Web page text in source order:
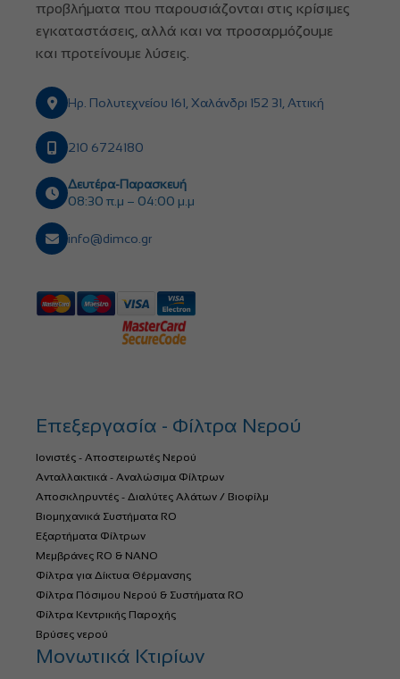
προβλήματα που παρουσιάζονται στις κρίσιμες
εγκαταστάσεις, αλλά και να προσαρμόζουμε
και προτείνουμε λύσεις.
Ηρ. Πολυτεχνείου 161, Χαλάνδρι 152 31, Αττική
210 6724180
Δευτέρα-Παρασκευή
08:30 π.μ – 04:00 μ.μ
info@dimco.gr
Επεξεργασία - Φίλτρα Νερού
Ιονιστές - Αποστειρωτές Νερού
Ανταλλακτικά - Αναλώσιμα Φίλτρων
Αποσκληρυντές - Διαλύτες Αλάτων / Βιοφίλμ
Βιομηχανικά Συστήματα RO
Εξαρτήματα Φίλτρων
Μεμβράνες RO & NANO
Φίλτρα για Δίκτυα Θέρμανσης
Φίλτρα Πόσιμου Νερού & Συστήματα RO
Φίλτρα Κεντρικής Παροχής
Βρύσες νερού
Μονωτικά Κτιρίων